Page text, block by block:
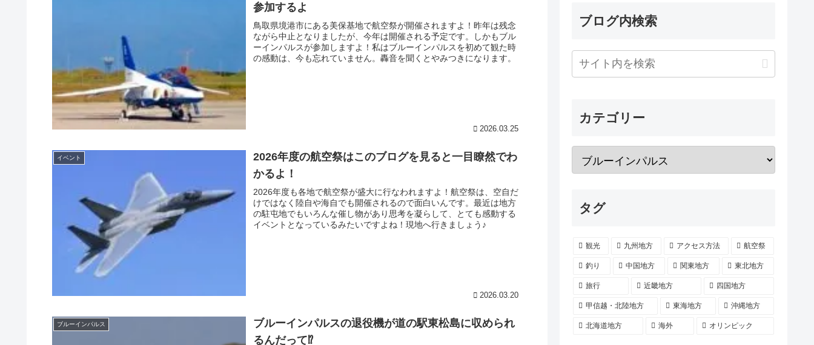
参加するよ
鳥取県境港市にある美保基地で航空祭が開催されますよ！昨年は残念
ながら中止となりましたが、今年は開催される予定です。しかもブル
ーインパルスが参加しますよ！私はブルーインパルスを初めて観た時
の感動は、今も忘れていません。轟音を聞くとやみつきになります。
2026.03.25
イベント
2026年度の航空祭はこのブログを見ると一目瞭然でわ
かるよ！
2026年度も各地で航空祭が盛大に行なわれますよ！航空祭は、空自だ
けではなく陸自や海自でも開催されるので面白いんです。最近は地方
の駐屯地でもいろんな催し物があり思考を凝らして、とても感動する
イベントとなっているみたいですよね！現地へ行きましょう♪
2026.03.20
ブルーインパルス
ブルーインパルスの退役機が道の駅東松島に収められ
るんだって⁉
ブログ内検索
カテゴリー
タグ
観光 九州地方 アクセス方法 航空祭
釣り 中国地方 関東地方 東北地方
旅行 近畿地方 四国地方
甲信越・北陸地方 東海地方 沖縄地方
北海道地方 海外 オリンピック